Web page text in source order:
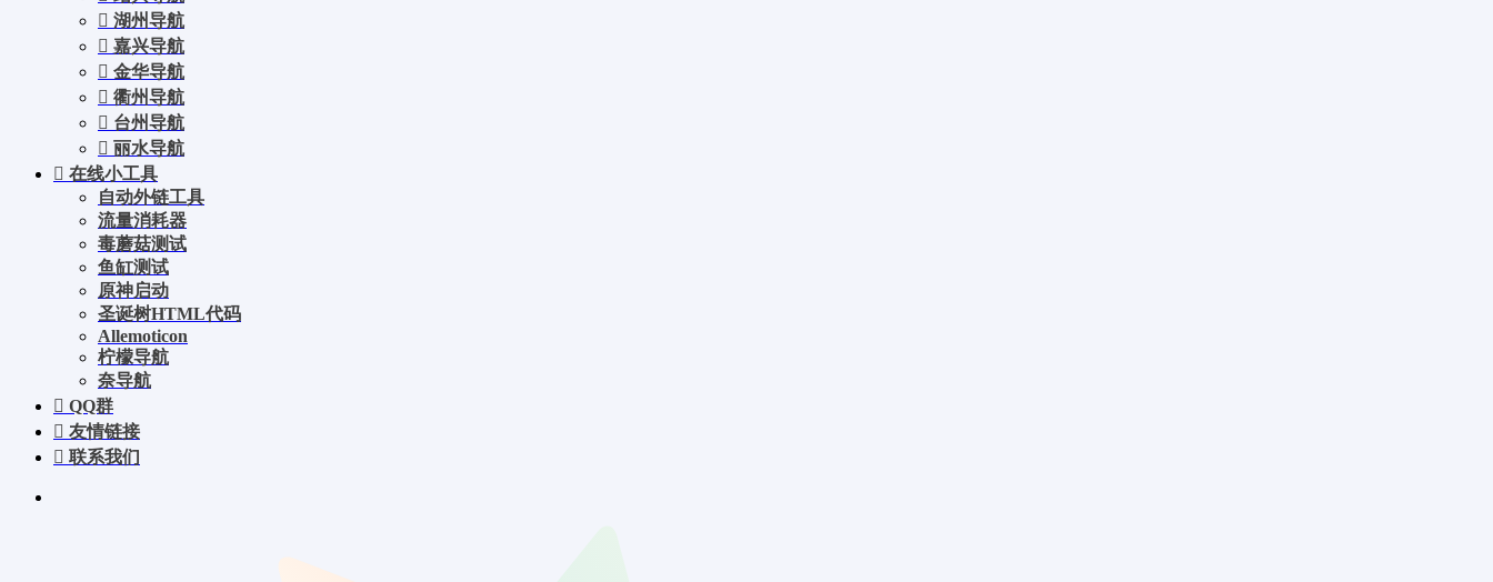
湖州导航
嘉兴导航
金华导航
衢州导航
台州导航
丽水导航
在线小工具
自动外链工具
流量消耗器
毒蘑菇测试
鱼缸测试
原神启动
圣诞树HTML代码
Allemoticon
柠檬导航
奈导航
QQ群
友情链接
联系我们